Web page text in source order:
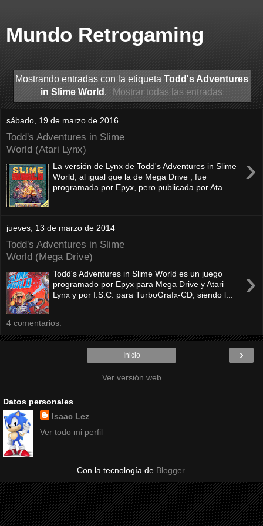
Mundo Retrogaming
Mostrando entradas con la etiqueta Todd's Adventures
in Slime World . Mostrar todas las entradas
sábado, 19 de marzo de 2016
Todd's Adventures in Slime
World (Atari Lynx)
›
La versión de Lynx de Todd's Adventures in Slime
World, al igual que la de Mega Drive , fue
programada por Epyx, pero publicada por Ata...
jueves, 13 de marzo de 2014
Todd's Adventures in Slime
World (Mega Drive)
›
Todd's Adventures in Slime World es un juego
programado por Epyx para Mega Drive y Atari
Lynx y por I.S.C. para TurboGrafx-CD, siendo l...
4 comentarios:
›
Inicio
Ver versión web
Datos personales
Isaac Lez
Ver todo mi perfil
Con la tecnología de Blogger.